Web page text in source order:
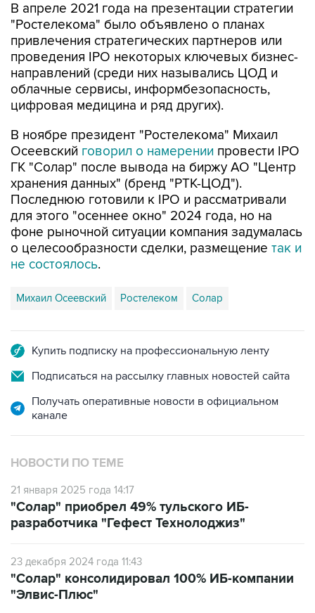
В апреле 2021 года на презентации стратегии
"Ростелекома" было объявлено о планах
привлечения стратегических партнеров или
проведения IPO некоторых ключевых бизнес-
направлений (среди них назывались ЦОД и
облачные сервисы, информбезопасность,
цифровая медицина и ряд других).
В ноябре президент "Ростелекома" Михаил
Осеевский говорил о намерении провести IPO
ГК "Солар" после вывода на биржу АО "Центр
хранения данных" (бренд "РТК-ЦОД").
Последнюю готовили к IPO и рассматривали
для этого "осеннее окно" 2024 года, но на
фоне рыночной ситуации компания задумалась
о целесообразности сделки, размещение так и
не состоялось.
Михаил Осеевский Ростелеком Солар
Купить подписку на профессиональную ленту
Подписаться на рассылку главных новостей сайта
Получать оперативные новости в официальном
канале
НОВОСТИ ПО ТЕМЕ
21 января 2025 года 14:17
"Солар" приобрел 49% тульского ИБ-
разработчика "Гефест Технолоджиз"
23 декабря 2024 года 11:43
"Солар" консолидировал 100% ИБ-компании
"Элвис-Плюс"